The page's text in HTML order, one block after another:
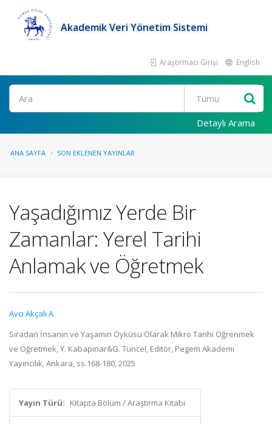
Akademik Veri Yönetim Sistemi
Araştırmacı Girişi English
Ara
Detaylı Arama
ANA SAYFA SON EKLENEN YAYINLAR
Yaşadığımız Yerde Bir
Zamanlar: Yerel Tarihi
Anlamak ve Öğretmek
Avcı Akçalı A.
Sıradan İnsanın ve Yaşamın Öyküsü Olarak Mikro Tarihi Öğrenmek
ve Öğretmek, Y. Kabapınar&G. Tuncel, Editör, Pegem Akademi
Yayıncılık, Ankara, ss.168-180, 2025
Yayın Türü: Kitapta Bölüm / Araştırma Kitabı